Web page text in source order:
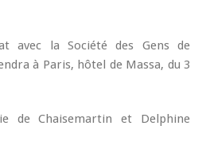
avec la Société des Gens de
à Paris, hôtel de Massa, du 3
de Chaisemartin et Delphine